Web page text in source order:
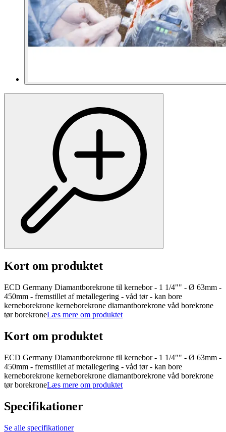
Kort om produktet
ECD Germany Diamantborekrone til kernebor - 1 1/4"" - Ø 63mm -
450mm - fremstillet af metallegering - våd tør - kan bore
kerneborekrone kerneborekrone diamantborekrone våd borekrone
tør borekroneLæs mere om produktet
Kort om produktet
ECD Germany Diamantborekrone til kernebor - 1 1/4"" - Ø 63mm -
450mm - fremstillet af metallegering - våd tør - kan bore
kerneborekrone kerneborekrone diamantborekrone våd borekrone
tør borekroneLæs mere om produktet
Specifikationer
Se alle specifikationer